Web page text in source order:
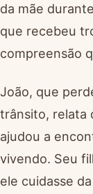
da mãe
que recebeu
compreensão
João, que
trânsito, relata
ajudou a
vivendo. Seu
ele cuidasse